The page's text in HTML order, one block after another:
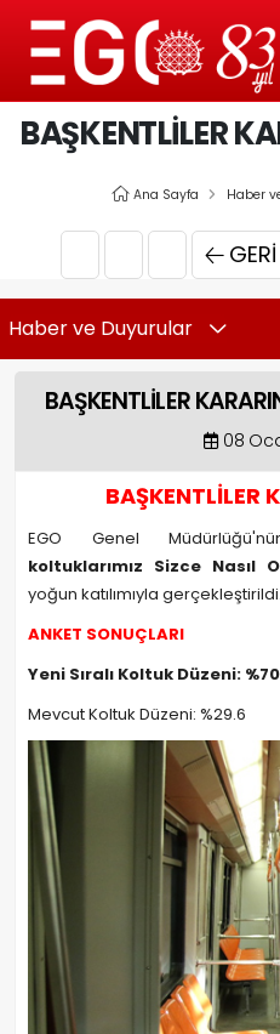
BAŞKENTLİLER
Ana Sayfa Haber
GERI
Haber ve Duyurular
BAŞKENTLİLER
08
BAŞKENTLİLER
EGO Genel
koltuklarımız Sizce Nasıl
yoğun katılımıyla gerçekleştirildi.
ANKET SONUÇLARI
Yeni Sıralı Koltuk Düzeni:
Mevcut Koltuk Düzeni: %29.6